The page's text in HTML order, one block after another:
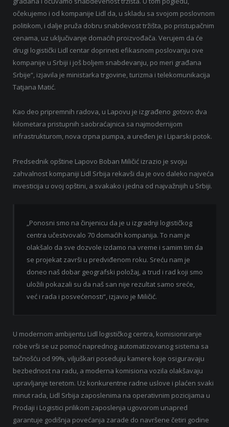
očekujemo i od kompanije Lidl da, u skladu sa svojom poslovnom
politikom, i dalje pruža dobru snabdevost tržišta, po pristupačnim
cenama, uz uključivanje domaćih proizvođača. Verujem da će
drugi logistički Lidl centar doprineti efikasnom poslovanju ove
kompanije u Srbiji i još boljem snabdevanju, po meri građana
Srbije“, izjavila je ministarka trgovine, turizma i telekomunikacija
Tatjana Matić.
Kao deo pripremnih radova, u Lapovu je izgrađeno gotovo dva
kilometara pristupnih saobraćajnica sa najmodernijom
infrastrukturom, nova crpna pumpa, a uređen je i Liparski potok.
Predsednik opštine Lapovo Boban Miličić izrazio je svoju
zahvalnost kompaniji Lidl Srbija rekavši da je ovo daleko najveća
investicija u ovoj opštini, a svakako i jedna od najvažnijih u Srbiji.
„Ponosni smo na činjenicu da je u izgradnji logističkog
centra učestvovalo 70 domaćih kompanija. To nam je
olakšalo da sve dozvole izdamo na vreme i samim tim da
se projekat završi u predviđenom roku. Sreću nam je
doneo naš dobar geografski položaj, a trud i rad koji smo
uložili pokazali su da naš san nije rezultat samo sreće,
već i rada i posvećenosti“, izjavio je Miličić.
U modernom ambijentu Lidl logističkog centra, komisioniranje
robe vrši se uz pomoć naprednog automatizovanog sistema sa
tačnošću od 99%, viljuškari poseduju kamere koje osiguravaju
bezbednost na radu, a moderna komisiona vozila olakšavaju
upravljanje teretom. Uz konkurentne radne uslove i plaćen svaki
minut rada, Lidl Srbija zaposlenima na operativnim pozicijama u
Prodaji i Logistici prilikom zaposlenja ugovorom unapred
garantuje godišnja povećanja zarade do navršene četiri godine